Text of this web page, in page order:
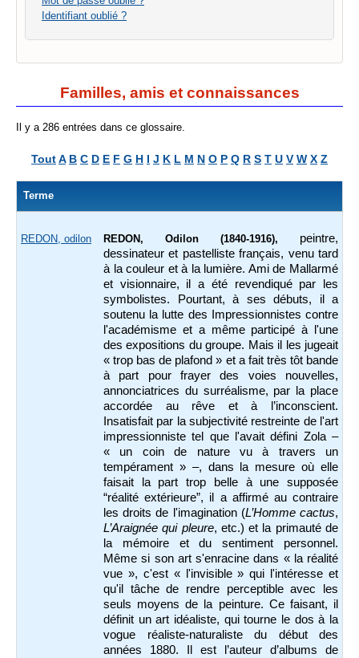
Identifiant oublié ?
Familles, amis et connaissances
Il y a 286 entrées dans ce glossaire.
ToutA B C D E F G H I J K L M N O P Q R S T U V W X Z
Terme
REDON, odilon REDON, Odilon (1840-1916),
peintre,
dessinateur et pastelliste français, venu tard
à la couleur et à la lumière. Ami de Mallarmé
et visionnaire, il a été revendiqué par les
symbolistes. Pourtant, à ses débuts,
il
a
soutenu la lutte des Impressionnistes contre
l'académisme et a même participé à l'une
des expositions du groupe. Mais il les jugeait
« trop bas de plafond » et a fait très tôt bande
à part pour frayer des voies nouvelles,
annonciatrices du surréalisme, par la place
accordée au rêve et à l’inconscient.
Insatisfait par la subjectivité restreinte de l'art
impressionniste tel que l'avait défini Zola –
« un coin de nature vu à travers un
tempérament » –, dans la mesure où elle
faisait la part trop belle à une supposée
“réalité extérieure”, il a affirmé au contraire
les droits de l'imagination (L’Homme cactus,
L’Araignée qui pleure, etc.) et la primauté de
la mémoire et du sentiment personnel.
Même si son art s'enracine dans « la réalité
vue », c'est « l'invisible » qui l'intéresse et
qu'il tâche de rendre perceptible avec les
seuls moyens de la peinture. Ce faisant, il
définit un art idéaliste, qui tourne le dos à la
vogue réaliste-naturaliste du début des
années 1880. Il est l’auteur d’albums de